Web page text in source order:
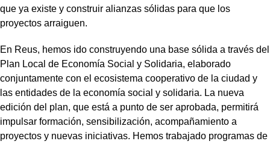
que ya existe y construir alianzas sólidas para que los
proyectos arraiguen.
En Reus, hemos ido construyendo una base sólida a través del
Plan Local de Economía Social y Solidaria, elaborado
conjuntamente con el ecosistema cooperativo de la ciudad y
las entidades de la economía social y solidaria. La nueva
edición del plan, que está a punto de ser aprobada, permitirá
impulsar formación, sensibilización, acompañamiento a
proyectos y nuevas iniciativas. Hemos trabajado programas de